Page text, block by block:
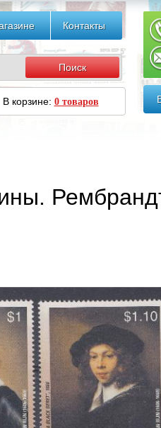
Контакты
В корзине: 0 товаров